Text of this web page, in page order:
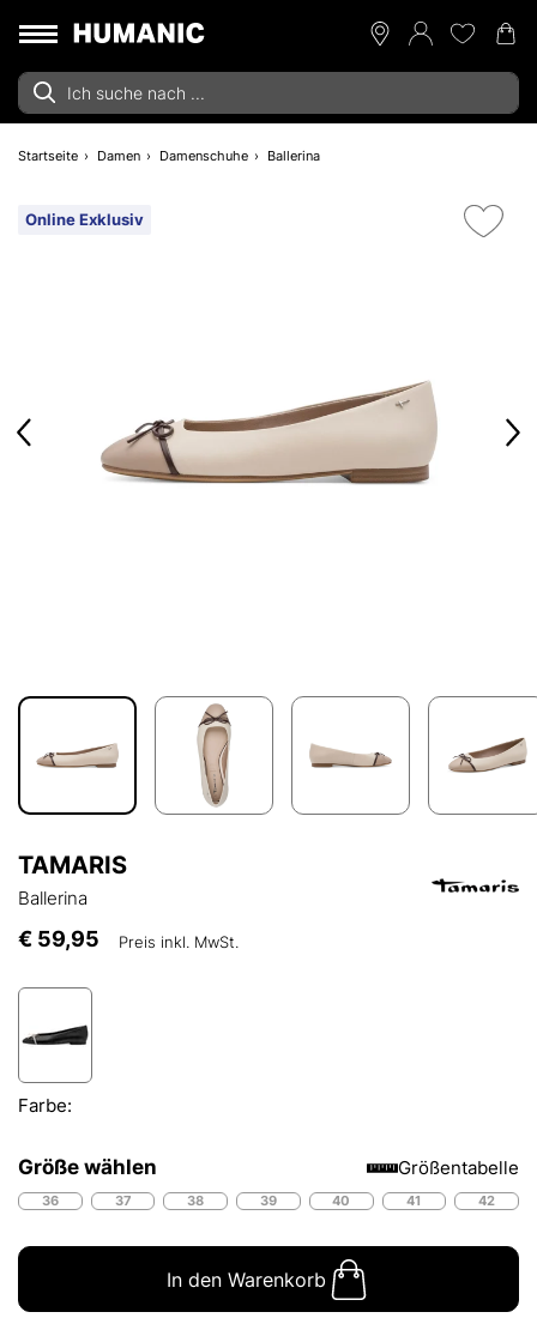
Startseite Damen Damenschuhe Ballerina
Online Exklusiv
TAMARIS
Ballerina
€ 59,95 Preis inkl. MwSt.
Farbe:
Größe wählen Größentabelle
36 37 38 39 40 41 42
In den Warenkorb